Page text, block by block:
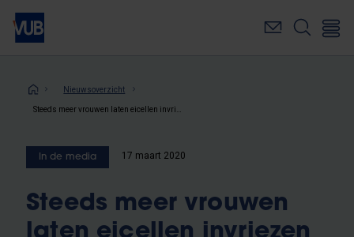
Overslaan
naar
inhoudKruimelpad
Nieuwsoverzicht
In de media 17 maart 2020
Steeds meer vrouwen